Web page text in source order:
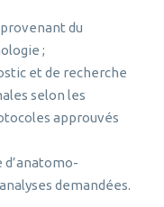
du
;
et de recherche
selon les
approuvés
demandées.